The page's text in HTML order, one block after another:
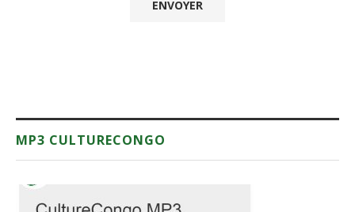
MP3 CULTURECONGO